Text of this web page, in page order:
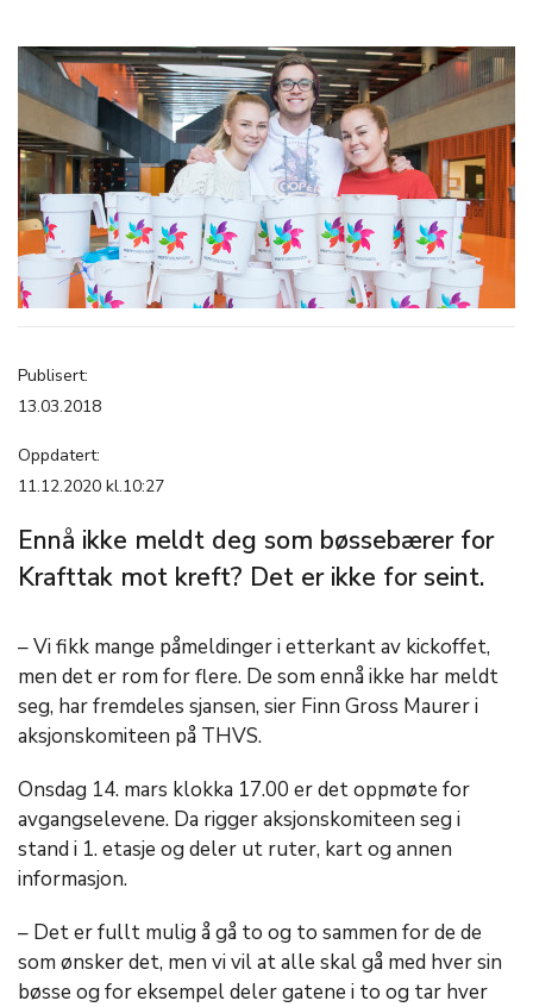
Publisert:
13.03.2018
Oppdatert:
11.12.2020 kl.10:27
Ennå ikke meldt deg som bøssebærer for
Krafttak mot kreft? Det er ikke for seint.
– Vi fikk mange påmeldinger i etterkant av kickoffet,
men det er rom for flere. De som ennå ikke har meldt
seg, har fremdeles sjansen, sier Finn Gross Maurer i
aksjonskomiteen på THVS.
Onsdag 14. mars klokka 17.00 er det oppmøte for
avgangselevene. Da rigger aksjonskomiteen seg i
stand i 1. etasje og deler ut ruter, kart og annen
informasjon.
– Det er fullt mulig å gå to og to sammen for de de
som ønsker det, men vi vil at alle skal gå med hver sin
bøsse og for eksempel deler gatene i to og tar hver